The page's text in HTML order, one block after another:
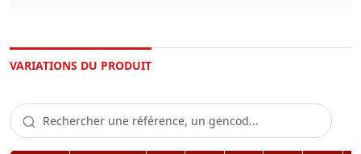
VARIATIONS DU PRODUIT